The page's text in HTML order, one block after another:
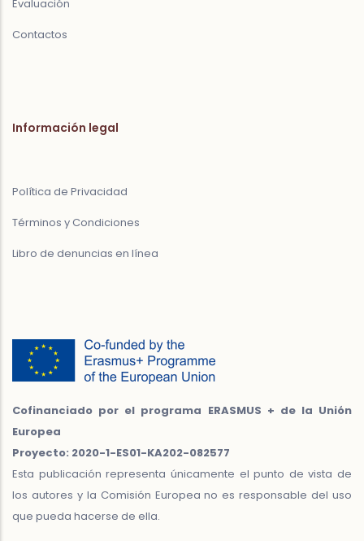
Evaluación
Contactos
Información legal
Política de Privacidad
Términos y Condiciones
Libro de denuncias en línea
Cofinanciado por el programa ERASMUS + de la Unión
Europea
Proyecto: 2020-1-ES01-KA202-082577
Esta publicación representa únicamente el punto de vista de
los autores y la Comisión Europea no es responsable del uso
que pueda hacerse de ella.